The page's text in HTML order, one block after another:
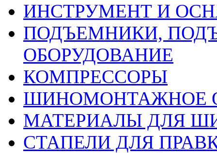
ИНСТРУМЕНТ И
ПОДЪЕМНИКИ,
ОБОРУДОВАНИЕ
КОМПРЕССОРЫ
ШИНОМОНТАЖНОЕ
МАТЕРИАЛЫ ДЛЯ
СТАПЕЛИ ДЛЯ